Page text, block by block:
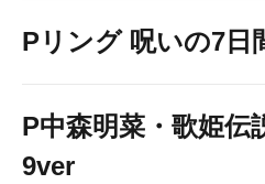
Pリング 呪いの7日
P中森明菜・歌姫伝
9ver